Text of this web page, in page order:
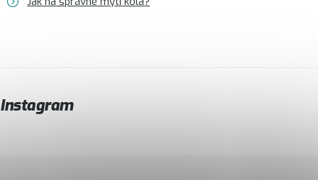
Instagram